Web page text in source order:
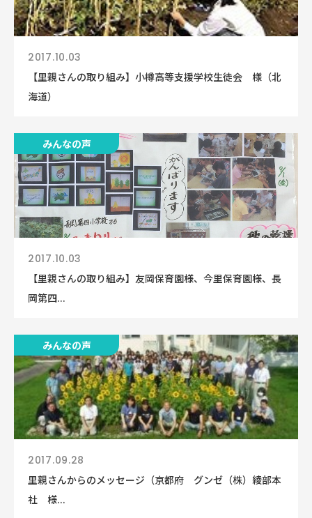
2017.10.03
【里親さんの取り組み】小樽高等支援学校生徒会 様（北
海道）
みんなの声
2017.10.03
【里親さんの取り組み】友岡保育園様、今里保育園様、長
岡第四...
みんなの声
2017.09.28
里親さんからのメッセージ（京都府 グンゼ（株）綾部本
社 様...